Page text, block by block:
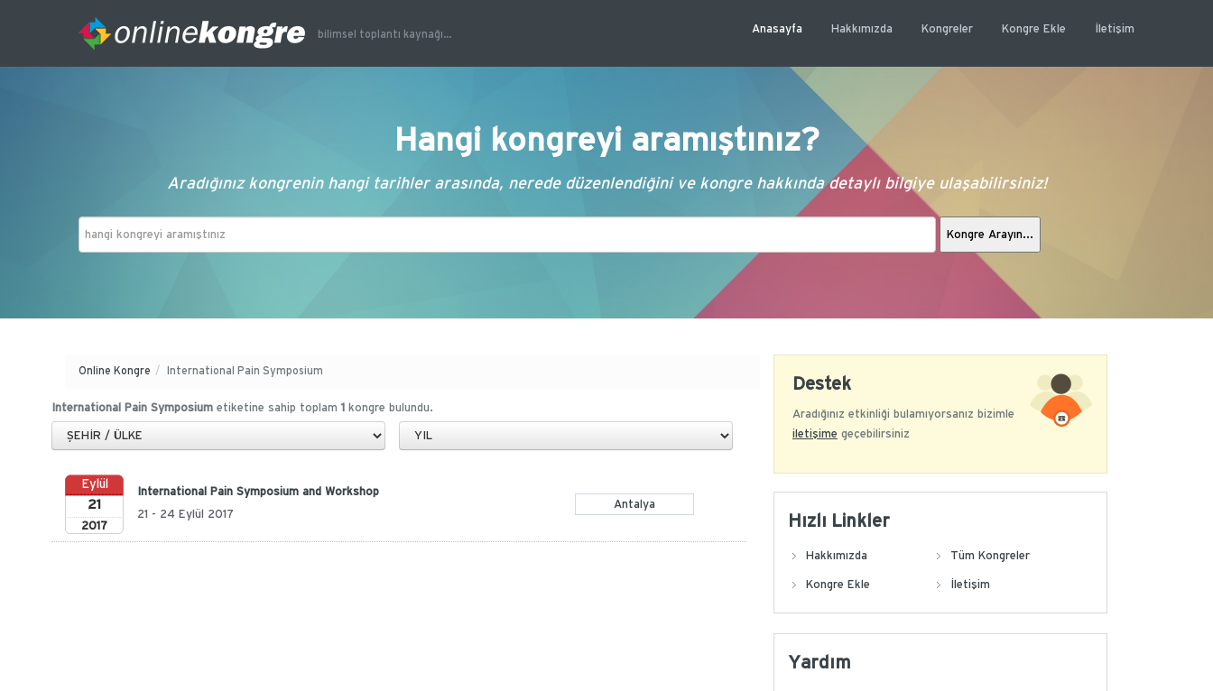
bilimsel toplantı kaynağı...
Anasayfa Hakkımızda Kongreler Kongre Ekle İletişim
Hangi kongreyi aramıştınız?
Aradığınız kongrenin hangi tarihler arasında, nerede düzenlendiğini ve kongre hakkında detaylı bilgiye ulaşabilirsiniz!
Online Kongre / International Pain Symposium
International Pain Symposium etiketine sahip toplam 1 kongre bulundu.
Eylül
21
2017
International Pain Symposium and Workshop
21 - 24 Eylül 2017
Antalya
Destek
Aradığınız etkinliği bulamıyorsanız bizimle
iletişime geçebilirsiniz
Hızlı Linkler
Hakkımızda Tüm Kongreler
Kongre Ekle İletişim
Yardım